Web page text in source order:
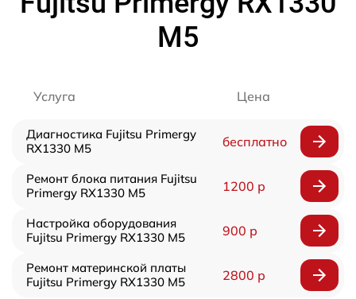
M5
Услуга Цена
Диагностика Fujitsu Primergy
RX1330 M5
бесплатно
Ремонт блока питания Fujitsu
Primergy RX1330 M5
1200 р
Настройка оборудования
Fujitsu Primergy RX1330 M5
900 р
Ремонт материнской платы
Fujitsu Primergy RX1330 M5
2800 р